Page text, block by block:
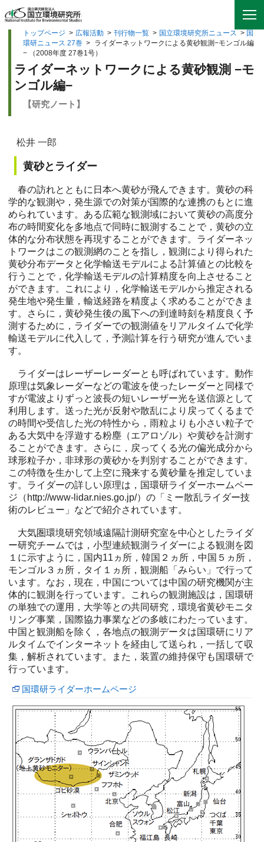
トップページ > 広報活動 > 刊行物一覧 > 国立環境研究所ニュース > 国
環研ニュース 27巻 > ライダーネットワークによる黄砂観測−モンゴル編
− （2008年度 27巻1号）
ライダーネットワークによる黄砂観測 −モ
ンゴル編−
【研究ノート】
松井 一郎
黄砂とライダー
春の訪れとともに日本へ黄砂が飛んできます。黄砂の科
学的な観測や，発生源での対策が国際的な連携のもとに進
められています。ある広範な観測域において黄砂の高度分
布の時間変化を多地点で同時に観測することで，黄砂の立
体的な分布状態を再現することができます。ライダーネッ
トワークはこの観測網のことを指し，観測により得られた
黄砂分布データと化学輸送モデルによる計算値との比較を
行うことで，化学輸送モデルの計算精度を向上させること
ができます。これにより，化学輸送モデルから推定される
発生地や発生量，輸送経路を精度よく求めることができま
す。さらに，黄砂発生後の風下への到達時刻を精度良く予
測するために，ライダーでの観測値をリアルタイムで化学
輸送モデルに代入して，予測計算を行う研究が進んでいま
す。
ライダーはレーザーレーダーとも呼ばれています。動作
原理は気象レーダーなどの電波を使ったレーダーと同様で
すが電波よりずっと波長の短いレーザー光を送信源として
利用します。送った光が反射や散乱により戻ってくるまで
の時間や受信した光の特性から，雨粒よりも小さい粒子で
ある大気中を浮遊する粉塵（エアロゾル）や黄砂を計測す
ることができます。さらに，戻ってくる光の偏光成分から
球形粒子か，非球形の黄砂かを判別することができます。
この特徴を生かして上空に飛来する黄砂量を推定していま
す。ライダーの詳しい原理は，国環研ライダーホームペー
ジ（http://www-lidar.nies.go.jp/）の「ミー散乱ライダー技
術のレビュー」などで紹介されています。
大気圏環境研究領域遠隔計測研究室を中心としたライダ
ー研究チームでは，小型連続観測ライダーによる観測を図
１に示すように，国内11ヵ所，韓国２ヵ所，中国５ヵ所，
モンゴル３ヵ所，タイ１ヵ所，観測船「みらい」で行って
います。なお，現在，中国については中国の研究機関が主
体的に観測を行っています。これらの観測施設は，国環研
の単独での運用，大学等との共同研究，環境省黄砂モニタ
リング事業，国際協力事業などの多岐にわたっています。
中国と観測船を除く，各地点の観測データは国環研にリア
ルタイムでインターネットを経由して送られ，一括して収
集，解析されています。また，装置の維持保守も国環研で
行っています。
国環研ライダーホームページ